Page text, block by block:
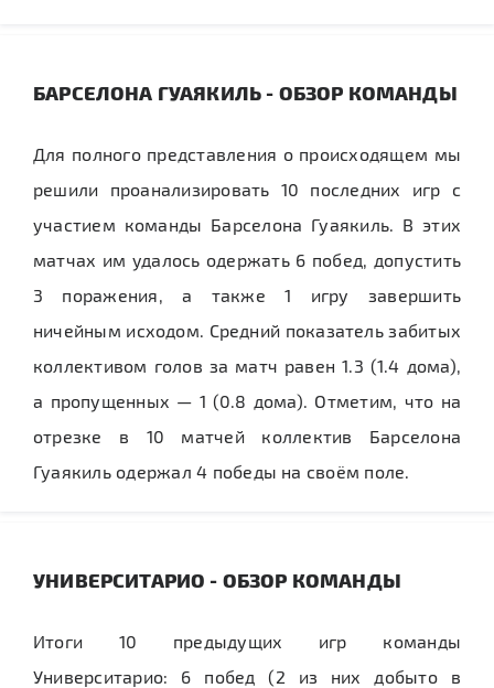
БАРСЕЛОНА ГУАЯКИЛЬ - ОБЗОР КОМАНДЫ
Для полного представления о происходящем мы
решили проанализировать 10 последних игр с
участием команды Барселона Гуаякиль. В этих
матчах им удалось одержать 6 побед, допустить
3 поражения, а также 1 игру завершить
ничейным исходом. Средний показатель забитых
коллективом голов за матч равен 1.3 (1.4 дома),
а пропущенных — 1 (0.8 дома). Отметим, что на
отрезке в 10 матчей коллектив Барселона
Гуаякиль одержал 4 победы на своём поле.
УНИВЕРСИТАРИО - ОБЗОР КОМАНДЫ
Итоги 10 предыдущих игр команды
Университарио: 6 побед (2 из них добыто в